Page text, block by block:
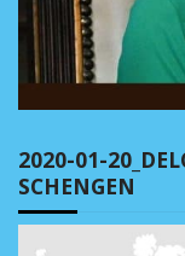
2020-01-
SCHENGEN